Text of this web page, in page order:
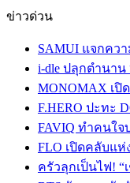
ข่าวด่วน
SAMUI แจกคว
i-dle ปลุกตำนาน
MONOMAX เปิ
F.HERO ปะทะ
FAVIQ ทำคนใจ
FLO เปิดคลับแห่
ครัวลุกเป็นไฟ!